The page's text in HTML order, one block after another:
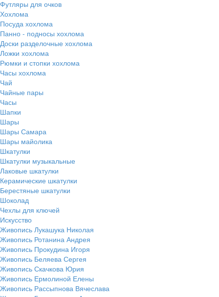
Футляры для очков
Хохлома
Посуда хохлома
Панно - подносы хохлома
Доски разделочные хохлома
Ложки хохлома
Рюмки и стопки хохлома
Часы хохлома
Чай
Чайные пары
Часы
Шапки
Шары
Шары Самара
Шары майолика
Шкатулки
Шкатулки музыкальные
Лаковые шкатулки
Керамические шкатулки
Берестяные шкатулки
Шоколад
Чехлы для ключей
Искусство
Живопись Лукашука Николая
Живопись Ротанина Андрея
Живопись Прокудина Игоря
Живопись Беляева Сергея
Живопись Скачкова Юрия
Живопись Ермолиной Елены
Живопись Рассыпнова Вячеслава